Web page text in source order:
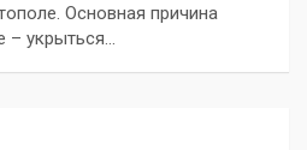
Основная причина
– укрыться…